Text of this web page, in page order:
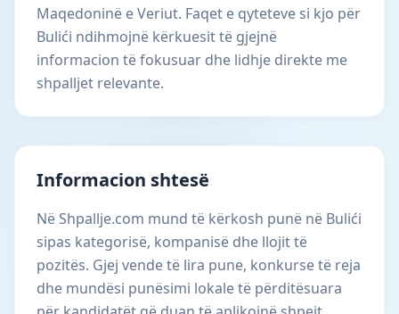
Maqedoninë e Veriut. Faqet e qyteteve si kjo për
Bulići ndihmojnë kërkuesit të gjejnë
informacion të fokusuar dhe lidhje direkte me
shpalljet relevante.
Informacion shtesë
Në Shpallje.com mund të kërkosh punë në Bulići
sipas kategorisë, kompanisë dhe llojit të
pozitës. Gjej vende të lira pune, konkurse të reja
dhe mundësi punësimi lokale të përditësuara